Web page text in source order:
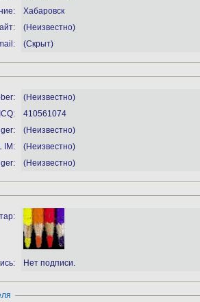
Хабаровск
(Неизвестно)
(Скрыт)
(Неизвестно)
ICQ:
410561074
(Неизвестно)
IM:
(Неизвестно)
(Неизвестно)
Нет подписи.